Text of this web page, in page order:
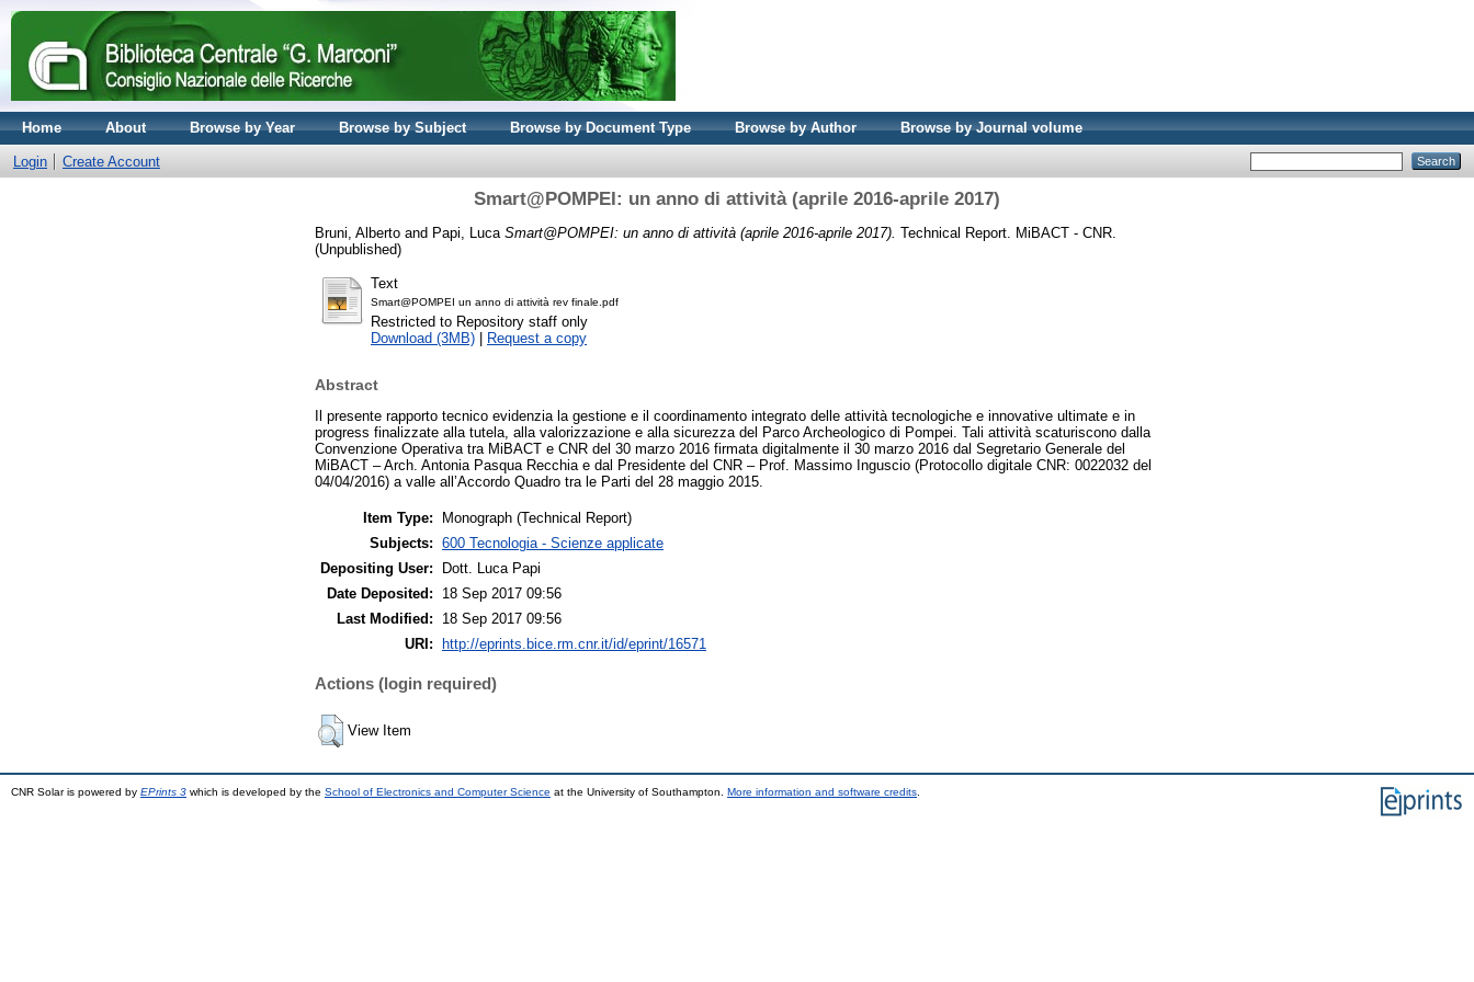
Home About Browse by Year Browse by Subject Browse by Document Type Browse by Author Browse by Journal volume
Login Create Account
Smart@POMPEI: un anno di attività (aprile 2016-aprile 2017)
Bruni, Alberto and Papi, Luca Smart@POMPEI: un anno di attività (aprile 2016-aprile 2017). Technical Report. MiBACT - CNR.
(Unpublished)
Text
Smart@POMPEI un anno di attività rev finale.pdf
Restricted to Repository staff only
Download (3MB) | Request a copy
Abstract
Il presente rapporto tecnico evidenzia la gestione e il coordinamento integrato delle attività tecnologiche e innovative ultimate e in
progress finalizzate alla tutela, alla valorizzazione e alla sicurezza del Parco Archeologico di Pompei. Tali attività scaturiscono dalla
Convenzione Operativa tra MiBACT e CNR del 30 marzo 2016 firmata digitalmente il 30 marzo 2016 dal Segretario Generale del
MiBACT – Arch. Antonia Pasqua Recchia e dal Presidente del CNR – Prof. Massimo Inguscio (Protocollo digitale CNR: 0022032 del
04/04/2016) a valle all’Accordo Quadro tra le Parti del 28 maggio 2015.
Item Type:
Monograph (Technical Report)
Subjects: 600 Tecnologia - Scienze applicate
Depositing User:
Dott. Luca Papi
Date Deposited:
18 Sep 2017 09:56
Last Modified:
18 Sep 2017 09:56
URI:
http://eprints.bice.rm.cnr.it/id/eprint/16571
Actions (login required)
View Item
CNR Solar is powered by EPrints 3 which is developed by the School of Electronics and Computer Science at the University of Southampton. More information and software credits